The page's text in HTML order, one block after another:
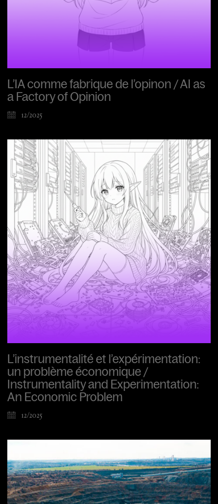
L’IA comme fabrique de l’opinon / AI as
a Factory of Opinion
12/2025
L’instrumentalité et l’expérimentation:
un problème économique /
Instrumentality and Experimentation:
An Economic Problem
12/2025